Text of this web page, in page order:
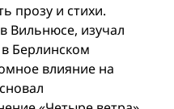
прозу и стихи.
Вильнюсе, изучал
Берлинском
влияние на